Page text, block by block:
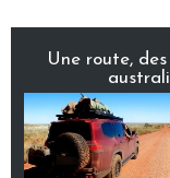
Une route,